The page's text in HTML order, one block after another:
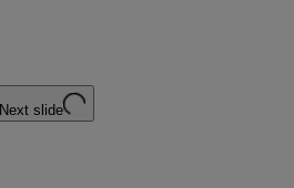
Next slide